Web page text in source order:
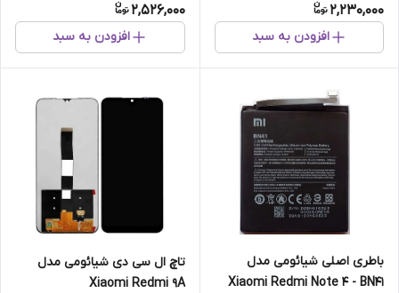
2,230,000
افزودن به سبد
2,526,000
افزودن به سبد
باطری اصلی شیائومی مدل
Xiaomi Redmi Note 4 - BN41
تاچ ال سی دی شیائومی مدل
Xiaomi Redmi 9A